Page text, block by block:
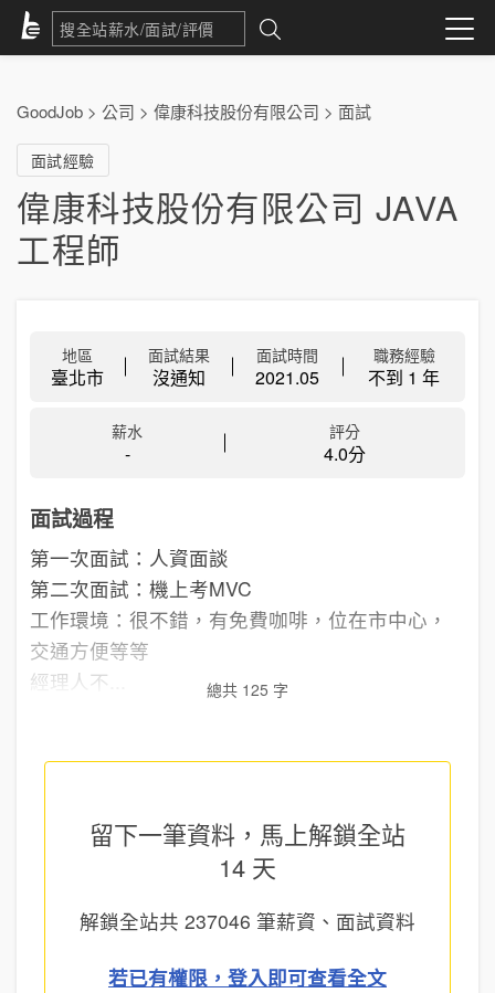
GoodJob > 公司 > 偉康科技股份有限公司 > 面試
面試經驗
偉康科技股份有限公司 JAVA
工程師
地區
臺北市
面試結果
沒通知
面試時間
2021.05
職務經驗
不到 1 年
薪水
-
評分
4.0分
面試過程
第一次面試：人資面談
第二次面試：機上考MVC
工作環境：很不錯，有免費咖啡，位在市中心，
交通方便等等
經理人不...
總共 125 字
留下一筆資料，馬上解鎖全站
14 天
解鎖全站共 237046 筆薪資、面試資料
若已有權限，登入即可查看全文